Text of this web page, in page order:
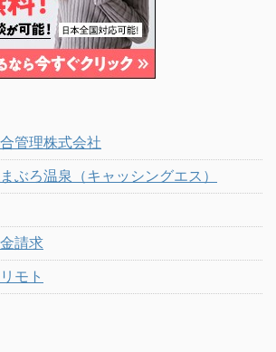
管理株式会社
ぶろ温泉（キャッシングエス）
請求
モト